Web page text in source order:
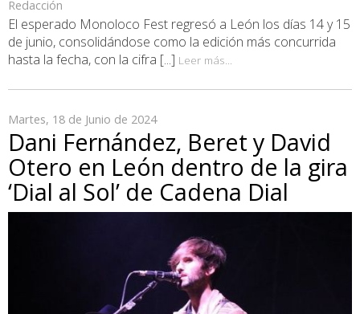
Redacción
El esperado Monoloco Fest regresó a León los días 14 y 15
de junio, consolidándose como la edición más concurrida
hasta la fecha, con la cifra [...] Leer más...
Martes, 18 de Junio de 2024
Dani Fernández, Beret y David
Otero en León dentro de la gira
‘Dial al Sol’ de Cadena Dial